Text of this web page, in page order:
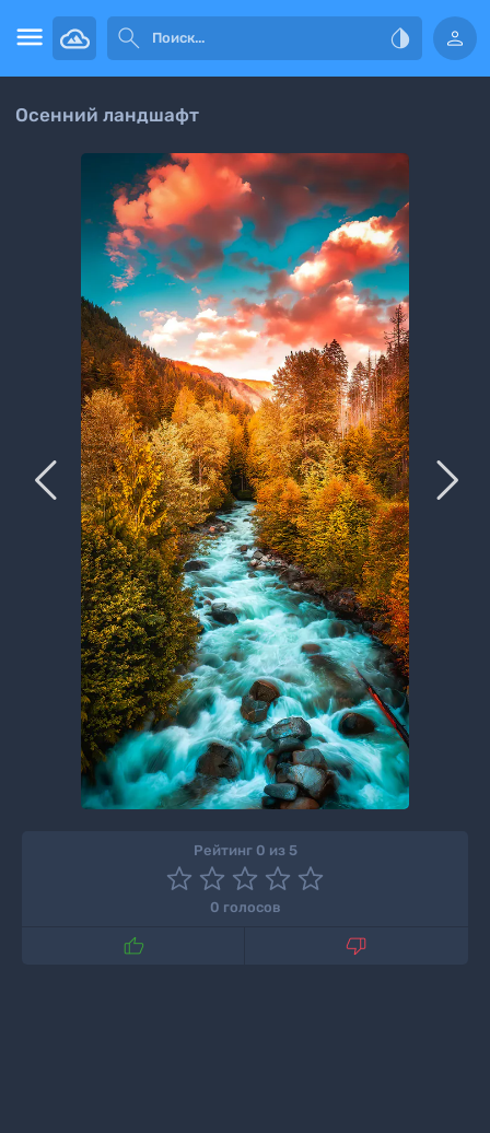
   
Осенний ландшафт
 
Рейтинг 0 из 5
0 голосов
 